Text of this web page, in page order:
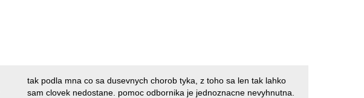
tak podla mna co sa dusevnych chorob tyka, z toho sa len tak lahko
sam clovek nedostane. pomoc odbornika je jednoznacne nevyhnutna.